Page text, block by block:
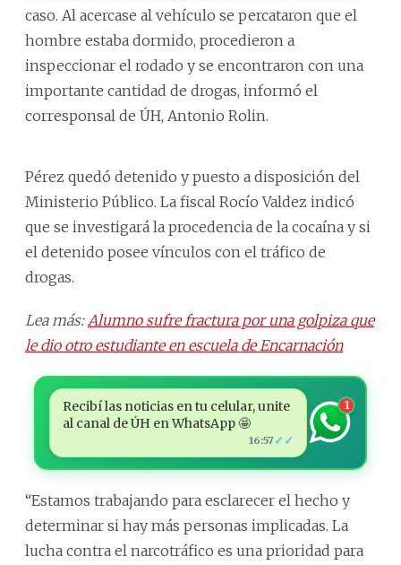
caso. Al acercase al vehículo se percataron que el
hombre estaba dormido, procedieron a
inspeccionar el rodado y se encontraron con una
importante cantidad de drogas, informó el
corresponsal de ÚH, Antonio Rolin.
Pérez quedó detenido y puesto a disposición del
Ministerio Público. La fiscal Rocío Valdez indicó
que se investigará la procedencia de la cocaína y si
el detenido posee vínculos con el tráfico de
drogas.
Lea más: Alumno sufre fractura por una golpiza que
le dio otro estudiante en escuela de Encarnación
Recibí las noticias en tu celular, unite
al canal de ÚH en WhatsApp 🤩
16:57 ✓✓
1
“Estamos trabajando para esclarecer el hecho y
determinar si hay más personas implicadas. La
lucha contra el narcotráfico es una prioridad para